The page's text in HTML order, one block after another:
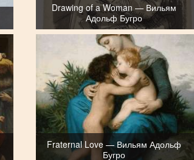
Drawing of a Woman — Вильям
Адольф Бугро
Fraternal Love — Вильям Адольф
Бугро